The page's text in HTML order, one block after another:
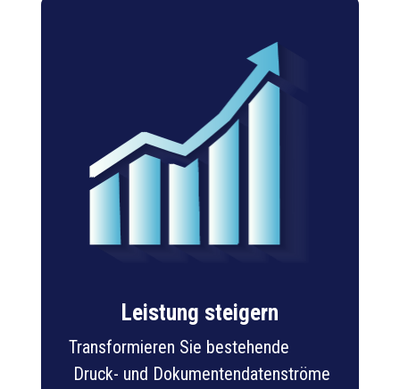
Leistung steigern
Transformieren Sie bestehende
Druck- und Dokumentendatenströme